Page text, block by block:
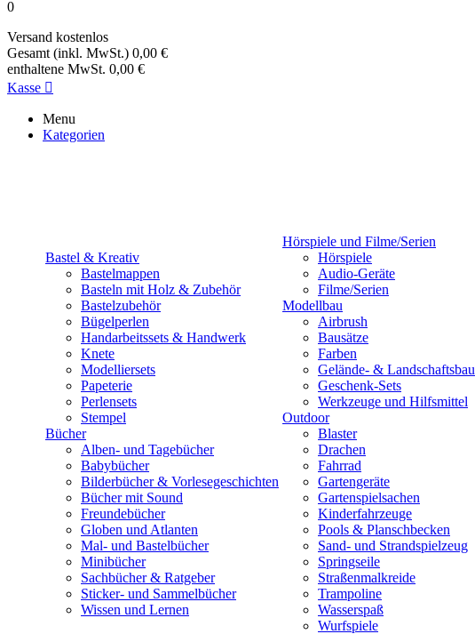
0
Versand kostenlos
Gesamt (inkl. MwSt.) 0,00 €
enthaltene MwSt. 0,00 €
Kasse 
Menu
Kategorien
Bastel & Kreativ
Bastelmappen
Basteln mit Holz & Zubehör
Bastelzubehör
Bügelperlen
Handarbeitssets & Handwerk
Knete
Modelliersets
Papeterie
Perlensets
Stempel
Bücher
Alben- und Tagebücher
Babybücher
Bilderbücher & Vorlesegeschichten
Bücher mit Sound
Freundebücher
Globen und Atlanten
Mal- und Bastelbücher
Minibücher
Sachbücher & Ratgeber
Sticker- und Sammelbücher
Wissen und Lernen
Hörspiele und Filme/Serien
Hörspiele
Audio-Geräte
Filme/Serien
Modellbau
Airbrush
Bausätze
Farben
Gelände- & Landschaftsbau
Geschenk-Sets
Werkzeuge und Hilfsmittel
Outdoor
Blaster
Drachen
Fahrrad
Gartengeräte
Gartenspielsachen
Kinderfahrzeuge
Pools & Planschbecken
Sand- und Strandspielzeug
Springseile
Straßenmalkreide
Trampoline
Wasserspaß
Wurfspiele